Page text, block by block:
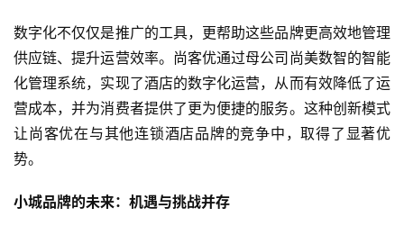
数字化不仅仅是推广的工具，更帮助这些品牌更高效地管理
供应链、提升运营效率。尚客优通过母公司尚美数智的智能
化管理系统，实现了酒店的数字化运营，从而有效降低了运
营成本，并为消费者提供了更为便捷的服务。这种创新模式
让尚客优在与其他连锁酒店品牌的竞争中，取得了显著优
势。
小城品牌的未来：机遇与挑战并存